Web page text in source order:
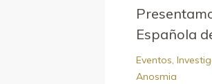
Española
Eventos,
Anosmia